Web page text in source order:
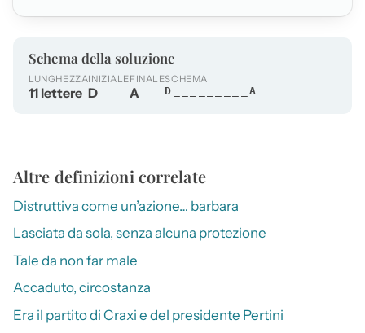
Schema della soluzione
LUNGHEZZA
11 lettere
INIZIALE
D
FINALE
A
SCHEMA
D_________A
Altre definizioni correlate
Distruttiva come un’azione… barbara
Lasciata da sola, senza alcuna protezione
Tale da non far male
Accaduto, circostanza
Era il partito di Craxi e del presidente Pertini